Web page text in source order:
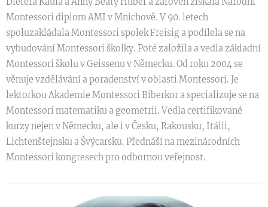
Montessori diplom AMI v Mnichově. V 90. letech
spoluzakládala Montessori spolek Freisig a podílela se na
vybudování Montessori školky. Poté založila a vedla základní
Montessori školu v Geissenu v Německu. Od roku 2004 se
věnuje vzdělávání a poradenství v oblasti Montessori. Je
lektorkou Akademie Montessori Biberkor a specializuje se na
Montessori matematiku a geometrii. Vedla certifikované
kurzy nejen v Německu, ale i v Česku, Rakousku, Itálii,
Lichtenštejnsku a Švýcarsku. Přednáší na mezinárodních
Montessori kongresech pro odbornou veřejnost.